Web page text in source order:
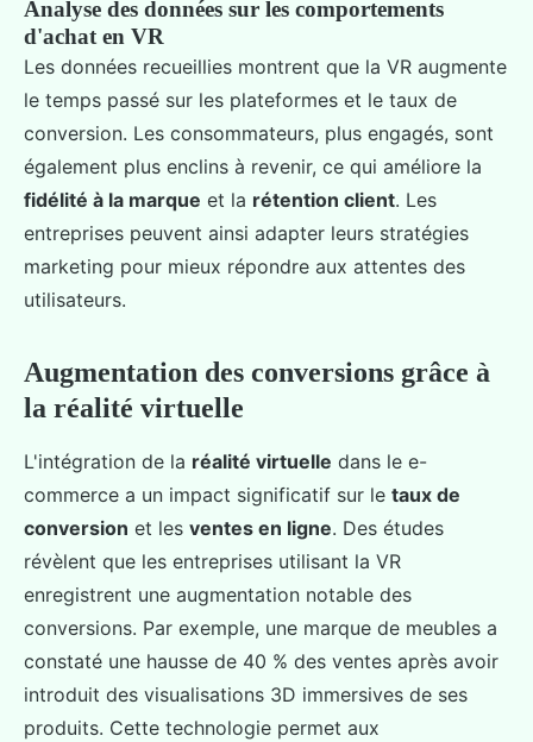
Analyse des données sur les comportements
d'achat en VR
Les données recueillies montrent que la VR augmente
le temps passé sur les plateformes et le taux de
conversion. Les consommateurs, plus engagés, sont
également plus enclins à revenir, ce qui améliore la
fidélité à la marque et la rétention client. Les
entreprises peuvent ainsi adapter leurs stratégies
marketing pour mieux répondre aux attentes des
utilisateurs.
Augmentation des conversions grâce à
la réalité virtuelle
L'intégration de la réalité virtuelle dans le e-
commerce a un impact significatif sur le taux de
conversion et les ventes en ligne. Des études
révèlent que les entreprises utilisant la VR
enregistrent une augmentation notable des
conversions. Par exemple, une marque de meubles a
constaté une hausse de 40 % des ventes après avoir
introduit des visualisations 3D immersives de ses
produits. Cette technologie permet aux